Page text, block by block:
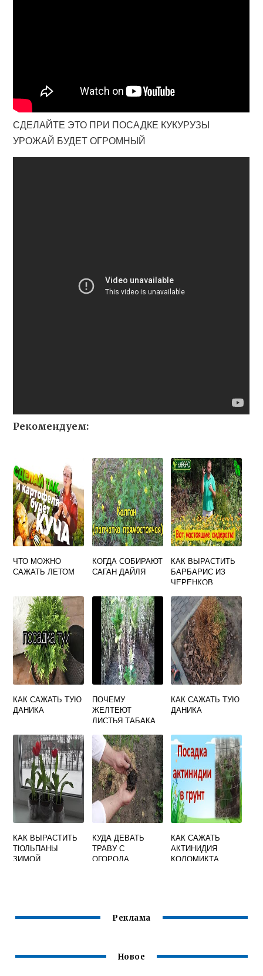
СДЕЛАЙТЕ ЭТО ПРИ ПОСАДКЕ КУКУРУЗЫ
УРОЖАЙ БУДЕТ ОГРОМНЫЙ
Рекомендуем:
ЧТО МОЖНО
САЖАТЬ ЛЕТОМ
КОГДА СОБИРАЮТ
САГАН ДАЙЛЯ
КАК ВЫРАСТИТЬ
БАРБАРИС ИЗ
ЧЕРЕНКОВ
КАК САЖАТЬ ТУЮ
ДАНИКА
ПОЧЕМУ
ЖЕЛТЕЮТ
ЛИСТЬЯ ТАБАКА
НА ГРЯДКЕ
КАК САЖАТЬ ТУЮ
ДАНИКА
КАК ВЫРАСТИТЬ
ТЮЛЬПАНЫ
ЗИМОЙ
КУДА ДЕВАТЬ
ТРАВУ С
ОГОРОДА
КАК САЖАТЬ
АКТИНИДИЯ
КОЛОМИКТА
Реклама
Новое